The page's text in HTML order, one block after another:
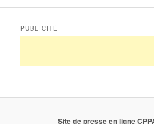
PUBLICITÉ
Site de presse en ligne